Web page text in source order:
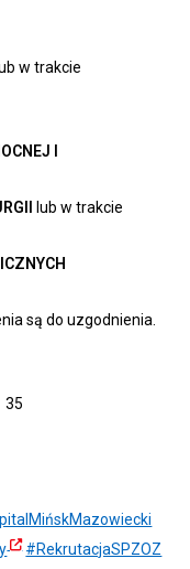
w trakcie
I
lub w trakcie
są do uzgodnienia.
35
#RekrutacjaSPZOZ